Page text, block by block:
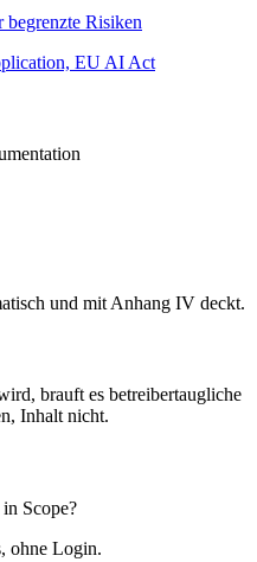
Risiken
EU AI Act
und mit Anhang IV deckt.
brauft es betreibertaugliche
Inhalt nicht.
Scope?
ohne Login.